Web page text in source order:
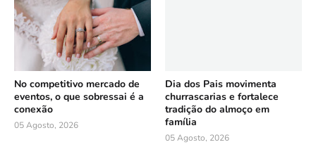
No competitivo mercado de
eventos, o que sobressai é a
conexão
05 Agosto, 2026
Dia dos Pais movimenta
churrascarias e fortalece
tradição do almoço em
família
05 Agosto, 2026